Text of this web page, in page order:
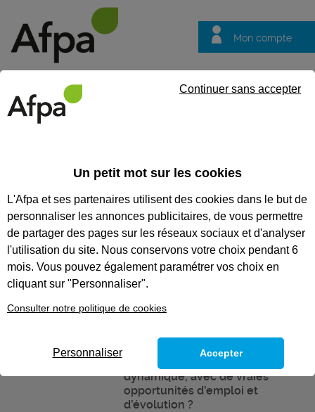
Mon compte
questions
Fil info
Formez-vous aux
métiers du
commerce et de la
grande distribution
Vous cherchez un métier
dynamique, avec de vraies
opportunités d’emploi et
d’évolution ?
Un petit mot sur les cookies
L'Afpa et ses partenaires utilisent des cookies dans le but de
personnaliser les annonces publicitaires, de vous permettre
de partager des pages sur les réseaux sociaux et d'analyser
l'utilisation du site. Nous conservons votre choix pendant 6
mois. Vous pouvez également paramétrer vos choix en
cliquant sur "Personnaliser".
Consulter notre politique de cookies
Continuer sans accepter
Personnaliser Accepter